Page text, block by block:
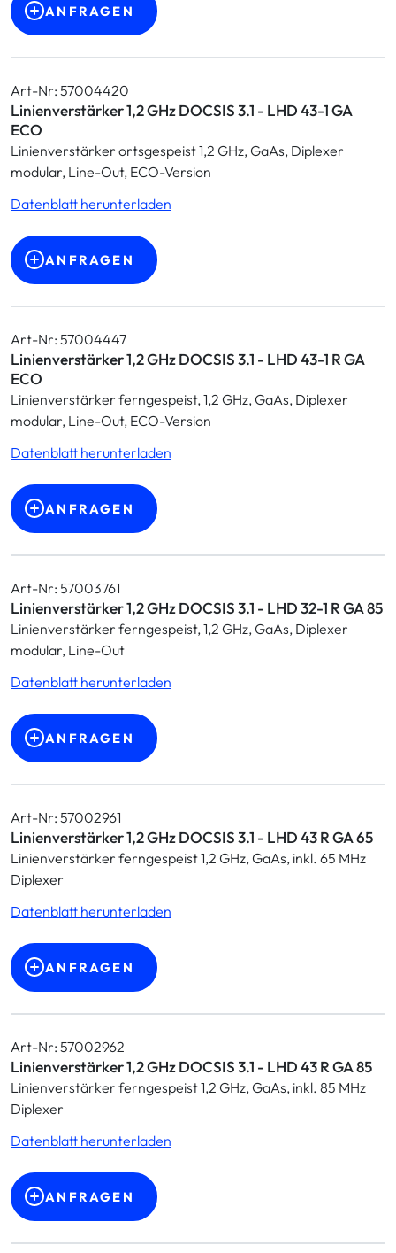
ANFRAGEN
Art-Nr: 57004420
Linienverstärker 1,2 GHz DOCSIS 3.1 - LHD 43-1 GA
ECO
Linienverstärker ortsgespeist 1,2 GHz, GaAs, Diplexer
modular, Line-Out, ECO-Version
Datenblatt herunterladen
ANFRAGEN
Art-Nr: 57004447
Linienverstärker 1,2 GHz DOCSIS 3.1 - LHD 43-1 R GA
ECO
Linienverstärker ferngespeist, 1,2 GHz, GaAs, Diplexer
modular, Line-Out, ECO-Version
Datenblatt herunterladen
ANFRAGEN
Art-Nr: 57003761
Linienverstärker 1,2 GHz DOCSIS 3.1 - LHD 32-1 R GA 85
Linienverstärker ferngespeist, 1,2 GHz, GaAs, Diplexer
modular, Line-Out
Datenblatt herunterladen
ANFRAGEN
Art-Nr: 57002961
Linienverstärker 1,2 GHz DOCSIS 3.1 - LHD 43 R GA 65
Linienverstärker ferngespeist 1,2 GHz, GaAs, inkl. 65 MHz
Diplexer
Datenblatt herunterladen
ANFRAGEN
Art-Nr: 57002962
Linienverstärker 1,2 GHz DOCSIS 3.1 - LHD 43 R GA 85
Linienverstärker ferngespeist 1,2 GHz, GaAs, inkl. 85 MHz
Diplexer
Datenblatt herunterladen
ANFRAGEN